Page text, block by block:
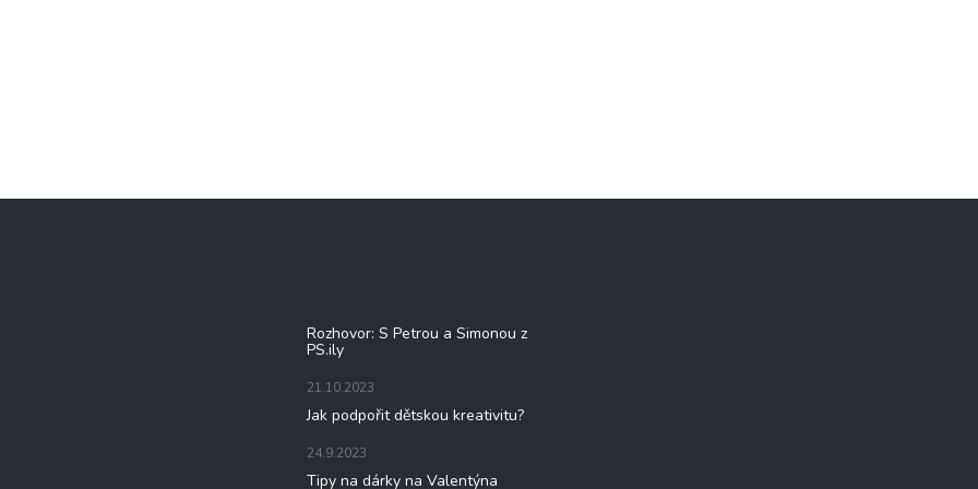
Rozhovor: S Petrou a Simonou z
PS.ily
21.10.2023
Jak podpořit dětskou kreativitu?
24.9.2023
Tipy na dárky na Valentýna